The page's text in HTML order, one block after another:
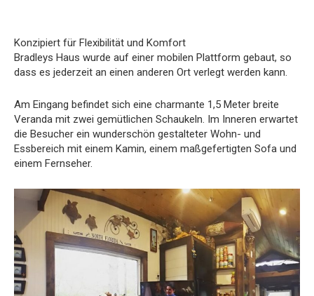
Konzipiert für Flexibilität und Komfort
Bradleys Haus wurde auf einer mobilen Plattform gebaut, so
dass es jederzeit an einen anderen Ort verlegt werden kann.
Am Eingang befindet sich eine charmante 1,5 Meter breite
Veranda mit zwei gemütlichen Schaukeln. Im Inneren erwartet
die Besucher ein wunderschön gestalteter Wohn- und
Essbereich mit einem Kamin, einem maßgefertigten Sofa und
einem Fernseher.